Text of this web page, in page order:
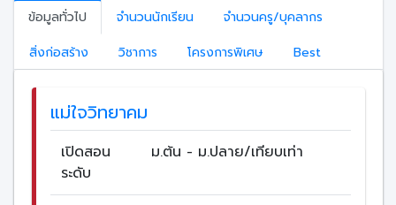
ข้อมูลทั่วไป จำนวนนักเรียน
จำนวนครู/บุคลากร
สิ่งก่อสร้าง
วิชาการ โครงการพิเศษ Best
แม่ใจวิทยาคม
เปิดสอน
ระดับ
ม.ต้น - ม.ปลาย/เทียบเท่า